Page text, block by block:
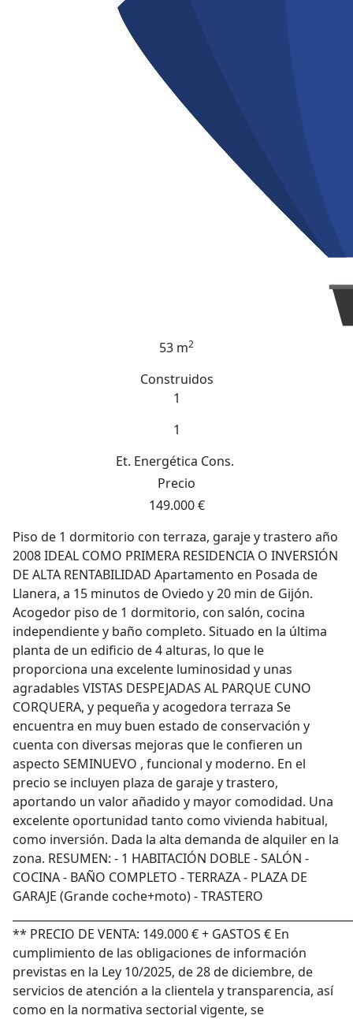
53 m2
Construidos
1
1
Et. Energética Cons.
Precio
149.000 €
Piso de 1 dormitorio con terraza, garaje y trastero año
2008 IDEAL COMO PRIMERA RESIDENCIA O INVERSIÓN
DE ALTA RENTABILIDAD Apartamento en Posada de
Llanera, a 15 minutos de Oviedo y 20 min de Gijón.
Acogedor piso de 1 dormitorio, con salón, cocina
independiente y baño completo. Situado en la última
planta de un edificio de 4 alturas, lo que le
proporciona una excelente luminosidad y unas
agradables VISTAS DESPEJADAS AL PARQUE CUNO
CORQUERA, y pequeña y acogedora terraza Se
encuentra en muy buen estado de conservación y
cuenta con diversas mejoras que le confieren un
aspecto SEMINUEVO , funcional y moderno. En el
precio se incluyen plaza de garaje y trastero,
aportando un valor añadido y mayor comodidad. Una
excelente oportunidad tanto como vivienda habitual,
como inversión. Dada la alta demanda de alquiler en la
zona. RESUMEN: - 1 HABITACIÓN DOBLE - SALÓN -
COCINA - BAÑO COMPLETO - TERRAZA - PLAZA DE
GARAJE (Grande coche+moto) - TRASTERO
** PRECIO DE VENTA: 149.000 € + GASTOS € En
cumplimiento de las obligaciones de información
previstas en la Ley 10/2025, de 28 de diciembre, de
servicios de atención a la clientela y transparencia, así
como en la normativa sectorial vigente, se